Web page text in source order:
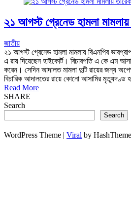
২১ আগস্ট গ্রেনেড হামলা
জাতীয়
২১ আগস্ট গ্রেনেড হামলা মামলায় বিএনপির
এ রায় দিয়েছেন হাইকোর্ট। বিচারপতি এ কে এম
করেন। সেদিন আদালত মামলা দুটি রায়ের জন্য
বিচারিক আদালতের রায়ে কোনো আসামির মৃত্যুদণ্ড
Read More
SHARE
Search
Search
WordPress Theme | Viral by